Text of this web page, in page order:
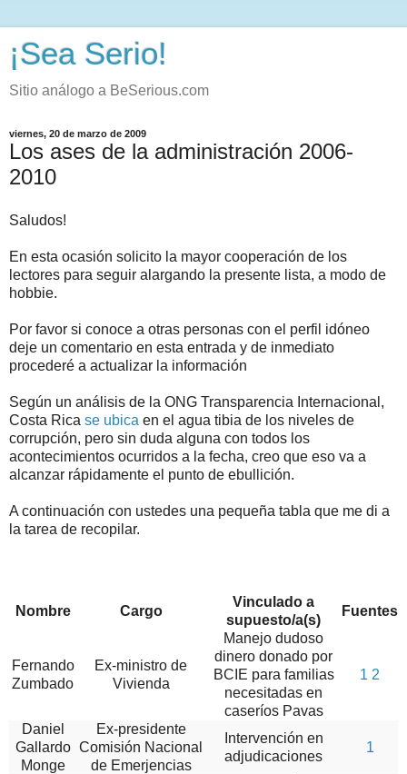
¡Sea Serio!
Sitio análogo a BeSerious.com
viernes, 20 de marzo de 2009
Los ases de la administración 2006-
2010
Saludos!
En esta ocasión solicito la mayor cooperación de los
lectores para seguir alargando la presente lista, a modo de
hobbie.
Por favor si conoce a otras personas con el perfil idóneo
deje un comentario en esta entrada y de inmediato
procederé a actualizar la información
Según un análisis de la ONG Transparencia Internacional,
Costa Rica se ubica en el agua tibia de los niveles de
corrupción, pero sin duda alguna con todos los
acontecimientos ocurridos a la fecha, creo que eso va a
alcanzar rápidamente el punto de ebullición.
A continuación con ustedes una pequeña tabla que me di a
la tarea de recopilar.
Nombre Cargo
Vinculado a
supuesto/a(s)
Fuentes
Fernando
Zumbado
Ex-ministro de
Vivienda
Manejo dudoso
dinero donado por
BCIE para familias
necesitadas en
caseríos Pavas
1 2
Daniel
Gallardo
Monge
Ex-presidente
Comisión Nacional
de Emerjencias
Intervención en
adjudicaciones
1